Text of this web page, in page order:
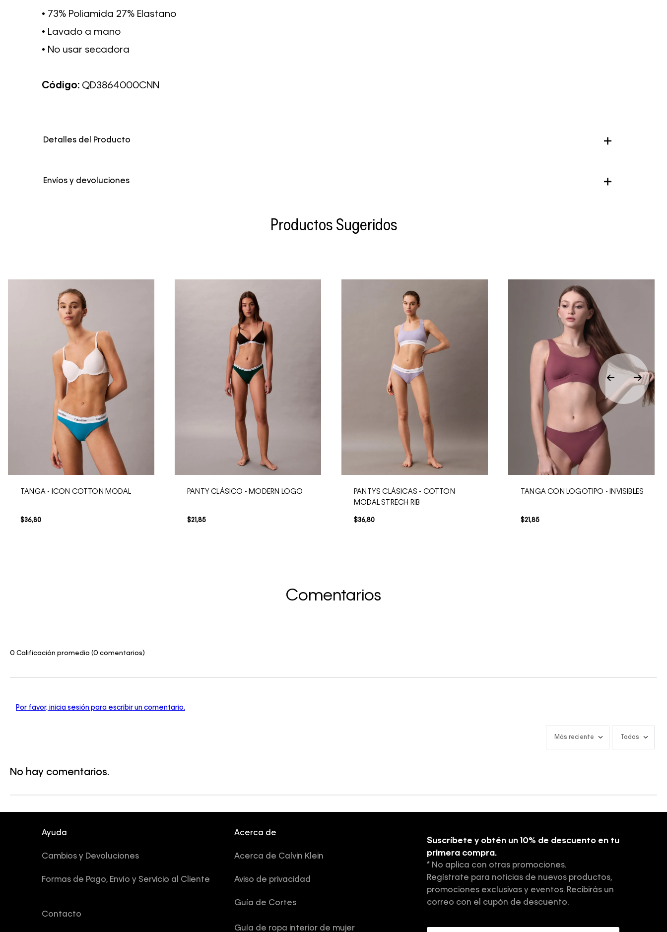
• 73% Poliamida 27% Elastano
• Lavado a mano
• No usar secadora
Código: QD3864000CNN
Detalles del Producto
Envíos y devoluciones
Productos Sugeridos
TANGA - ICON COTTON MODAL
$36,80
PANTY CLÁSICO - MODERN LOGO
$21,85
PANTYS CLÁSICAS - COTTON
MODAL STRECH RIB
$36,80
TANGA CON LOGOTIPO - INVISIBLES
$21,85
Comentarios
0 Calificación promedio (0 comentarios)
Por favor, inicia sesión para escribir un comentario.
Más reciente Todos
No hay comentarios.
Ayuda
Cambios y Devoluciones
Formas de Pago, Envío y Servicio al Cliente
Contacto
Acerca de
Acerca de Calvin Klein
Aviso de privacidad
Guía de Cortes
Guía de ropa interior de mujer
Suscríbete y obtén un 10% de descuento en tu
primera compra.
* No aplica con otras promociones.
Regístrate para noticias de nuevos productos,
promociones exclusivas y eventos. Recibirás un
correo con el cupón de descuento.